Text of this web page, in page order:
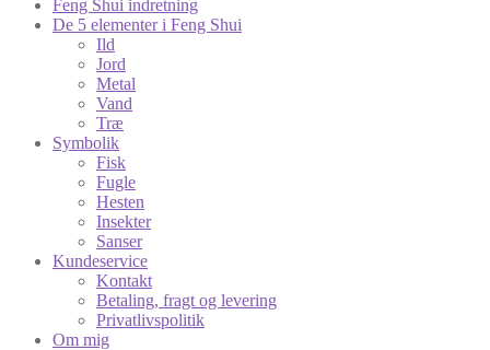
Feng Shui indretning
De 5 elementer i Feng Shui
Ild
Jord
Metal
Vand
Træ
Symbolik
Fisk
Fugle
Hesten
Insekter
Sanser
Kundeservice
Kontakt
Betaling, fragt og levering
Privatlivspolitik
Om mig